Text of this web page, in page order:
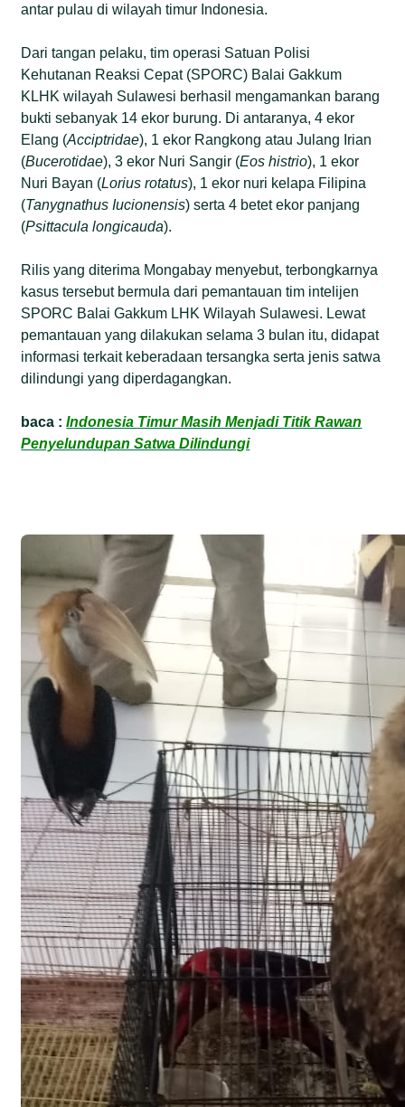
antar pulau di wilayah timur Indonesia.
Dari tangan pelaku, tim operasi Satuan Polisi
Kehutanan Reaksi Cepat (SPORC) Balai Gakkum
KLHK wilayah Sulawesi berhasil mengamankan barang
bukti sebanyak 14 ekor burung. Di antaranya, 4 ekor
Elang (Acciptridae), 1 ekor Rangkong atau Julang Irian
(Bucerotidae), 3 ekor Nuri Sangir (Eos histrio), 1 ekor
Nuri Bayan (Lorius rotatus), 1 ekor nuri kelapa Filipina
(Tanygnathus Iucionensis) serta 4 betet ekor panjang
(Psittacula longicauda).
Rilis yang diterima Mongabay menyebut, terbongkarnya
kasus tersebut bermula dari pemantauan tim intelijen
SPORC Balai Gakkum LHK Wilayah Sulawesi. Lewat
pemantauan yang dilakukan selama 3 bulan itu, didapat
informasi terkait keberadaan tersangka serta jenis satwa
dilindungi yang diperdagangkan.
baca :Indonesia Timur Masih Menjadi Titik Rawan
Penyelundupan Satwa Dilindungi